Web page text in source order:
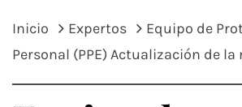
Inicio Expertos
Equipo de
Personal (PPE) Actualización de la